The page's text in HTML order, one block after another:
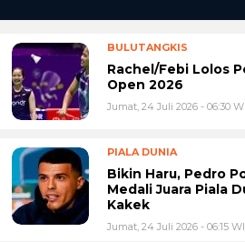
BULUTANGKIS
Rachel/Febi Lolos
Open 2026
Jumat, 24 Juli 2026 - 06:30
PIALA DUNIA
Bikin Haru, Pedro
Medali Juara Piala
Kakek
Jumat, 24 Juli 2026 - 06:15